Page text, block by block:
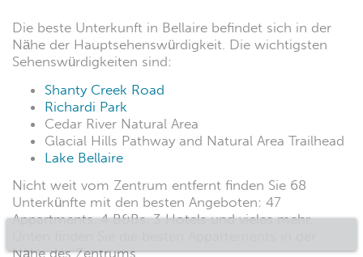
Die beste Unterkunft in Bellaire befindet sich in der
Nähe der Hauptsehenswürdigkeit. Die wichtigsten
Sehenswürdigkeiten sind:
Shanty Creek Road
Richardi Park
Cedar River Natural Area
Glacial Hills Pathway and Natural Area Trailhead
Lake Bellaire
Nicht weit vom Zentrum entfernt finden Sie 68
Unterkünfte mit den besten Angeboten: 47
Appartments, 4 B&Bs, 3 Hotels und vieles mehr.
Nähe des Zentrums.